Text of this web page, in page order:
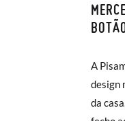
A
design
da
normal
sua
Se